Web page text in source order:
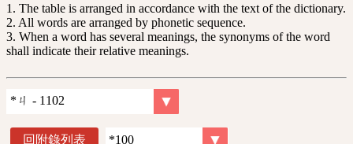
1. The table is arranged in accordance with the text of the dictionary.
2. All words are arranged by phonetic sequence.
3. When a word has several meanings, the synonyms of the word
shall indicate their relative meanings.
回附錄列表